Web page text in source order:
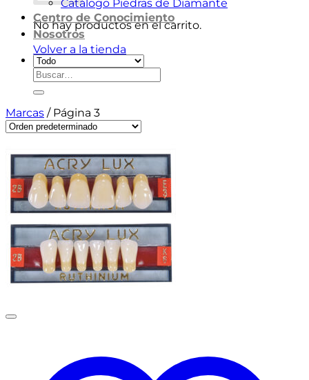
No hay productos en el carrito.
Volver a la tienda
Catálogo Piedras de Diamante
Centro de Conocimiento
Nosotros
Buscar
por:
Marcas /Página 3